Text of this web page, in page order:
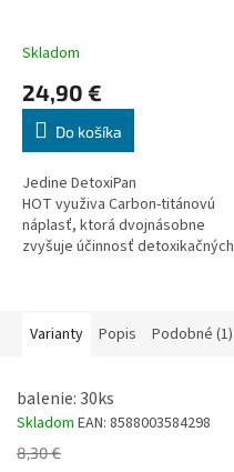
Skladom
24,90 €
Do košíka
Jedine DetoxiPan
HOT využiva Carbon-titánovú
náplasť, ktorá dvojnásobne
zvyšuje účinnosť detoxikačných
znižuje vznik faktorov
obličiek a zároveň ....
Varianty Popis Podobné (1)
balenie: 30ks
Skladom EAN: 8588003584298
8,30 €